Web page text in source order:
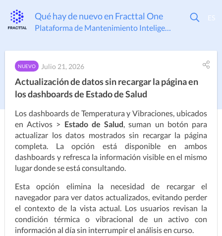
Qué hay de nuevo en Fracttal One
Plataforma de Mantenimiento Inteligente
NUEVO Julio 21, 2026
Actualización de datos sin recargar la página en
los dashboards de Estado de Salud
Los dashboards de Temperatura y Vibraciones, ubicados
en Activos > Estado de Salud, suman un botón para
actualizar los datos mostrados sin recargar la página
completa. La opción está disponible en ambos
dashboards y refresca la información visible en el mismo
lugar donde se está consultando.
Esta opción elimina la necesidad de recargar el
navegador para ver datos actualizados, evitando perder
el contexto de la vista actual. Los usuarios revisan la
condición térmica o vibracional de un activo con
información al día sin interrumpir el análisis en curso.